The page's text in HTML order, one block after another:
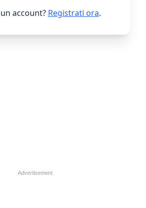
account? Registrati ora.